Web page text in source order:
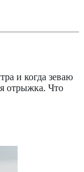
и когда зеваю
отрыжка. Что